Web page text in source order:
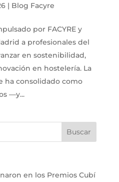
| Blog Facyre
por FACYRE y
a profesionales del
en sostenibilidad,
en hostelería. La
ha consolidado como
—y...
en los Premios Cubí